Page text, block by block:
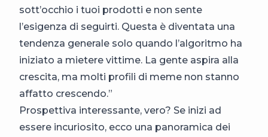
sott’occhio i tuoi prodotti e non sente
l’esigenza di seguirti. Questa è diventata una
tendenza generale solo quando l’algoritmo ha
iniziato a mietere vittime. La gente aspira alla
crescita, ma molti profili di meme non stanno
affatto crescendo.”
Prospettiva interessante, vero? Se inizi ad
essere incuriosito, ecco una panoramica dei